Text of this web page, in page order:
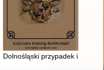
w Grudziądzu w
Dolnośląski przypadek